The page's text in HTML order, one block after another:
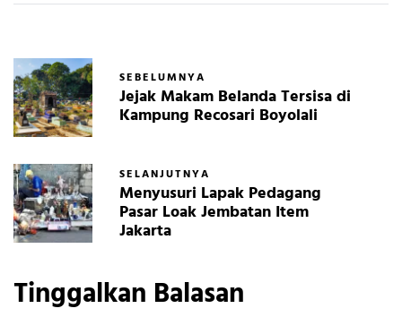
SEBELUMNYA
Jejak Makam Belanda Tersisa di
Kampung Recosari Boyolali
SELANJUTNYA
Menyusuri Lapak Pedagang
Pasar Loak Jembatan Item
Jakarta
Tinggalkan Balasan